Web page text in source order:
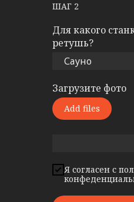
ШАГ 2
Для какого
ретушь?
Загрузите фото
Add files
Я согласен с